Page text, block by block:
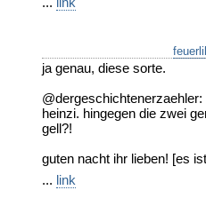
ja genau, diese sorte.
heinzi. hingegen die zwei
gell?!
guten nacht ihr lieben! [es
... link